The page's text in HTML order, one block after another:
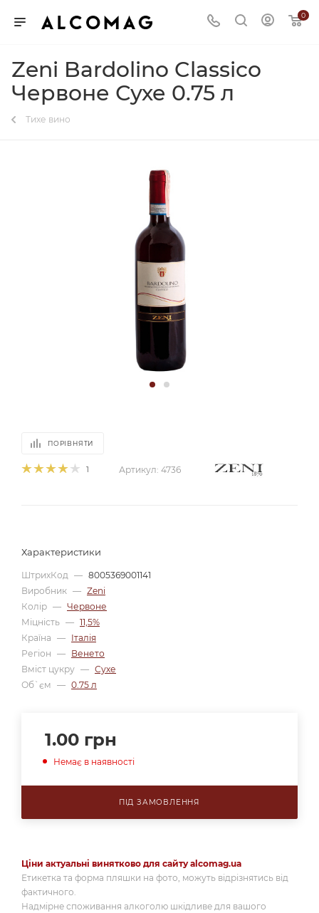
0
Zeni Bardolino Classico
Червоне Сухе 0.75 л
Тихе вино
ПОРІВНЯТИ
1 Артикул: 4736
Характеристики
ШтрихКод — 8005369001141
Виробник — Zeni
Колір — Червоне
Міцність — 11,5%
Країна — Італія
Регіон — Венето
Вміст цукру — Сухе
Об`єм — 0.75 л
1.00 грн
Немає в наявності
ПІД ЗАМОВЛЕННЯ
Ціни актуальні винятково для сайту alcomag.ua
Етикетка та форма пляшки на фото, можуть відрізнятись від
фактичного.
Надмірне споживання алкоголю шкідливе для вашого